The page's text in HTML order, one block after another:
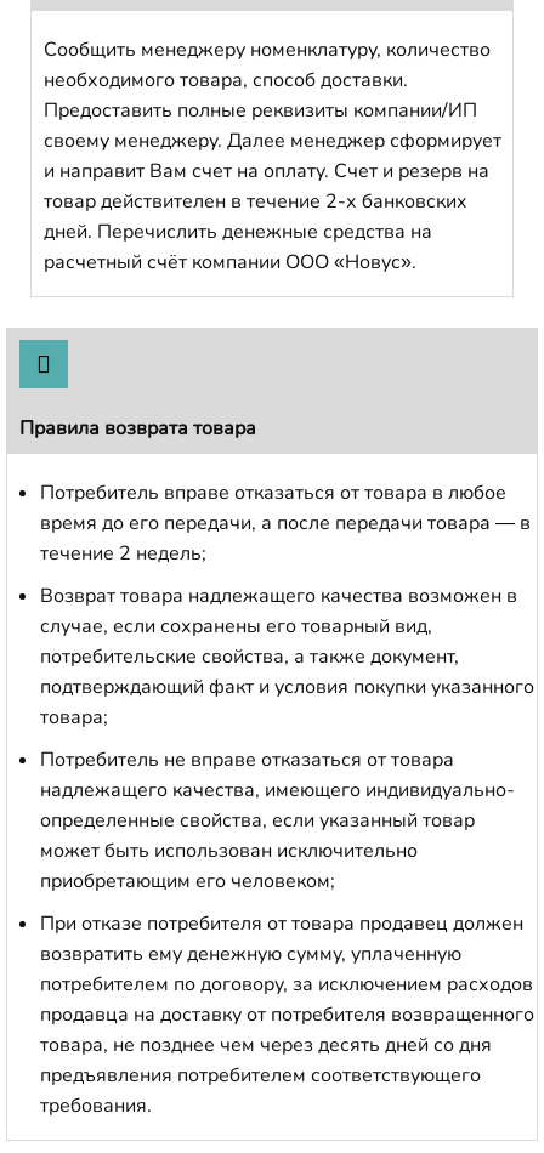
Сообщить менеджеру номенклатуру, количество
необходимого товара, способ доставки.
Предоставить полные реквизиты компании/ИП
своему менеджеру. Далее менеджер сформирует
и направит Вам счет на оплату. Счет и резерв на
товар действителен в течение 2-х банковских
дней. Перечислить денежные средства на
расчетный счёт компании ООО «Новус».
Правила возврата товара
Потребитель вправе отказаться от товара в любое
время до его передачи, а после передачи товара — в
течение 2 недель;
Возврат товара надлежащего качества возможен в
случае, если сохранены его товарный вид,
потребительские свойства, а также документ,
подтверждающий факт и условия покупки указанного
товара;
Потребитель не вправе отказаться от товара
надлежащего качества, имеющего индивидуально-
определенные свойства, если указанный товар
может быть использован исключительно
приобретающим его человеком;
При отказе потребителя от товара продавец должен
возвратить ему денежную сумму, уплаченную
потребителем по договору, за исключением расходов
продавца на доставку от потребителя возвращенного
товара, не позднее чем через десять дней со дня
предъявления потребителем соответствующего
требования.